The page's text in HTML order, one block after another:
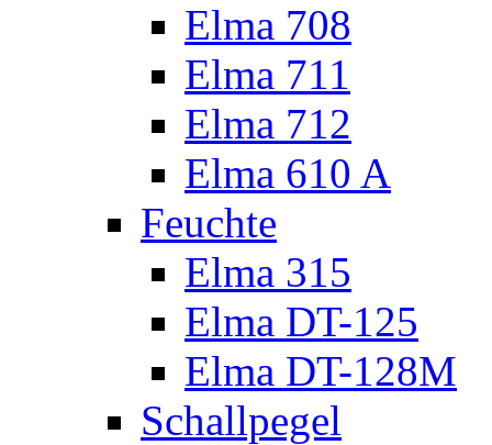
Elma 708
Elma 711
Elma 712
Elma 610 A
Feuchte
Elma 315
Elma DT-125
Elma DT-128M
Schallpegel